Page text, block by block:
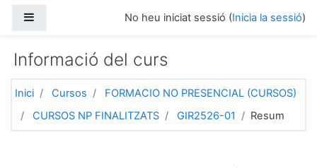
No heu iniciat sessió (Inicia la sessió)
Informació del curs
Inici Cursos
FORMACIO NO PRESENCIAL (CURSOS)
CURSOS NP FINALITZATS
GIR2526-01 Resum